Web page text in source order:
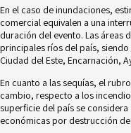
En el caso de inundaciones,
comercial equivalen a una
duración del evento. Las áreas
principales ríos del país,
Ciudad del Este, Encarnación,
En cuanto a las sequías, el
cambio, respecto a los
superficie del país se
económicas por destrucción